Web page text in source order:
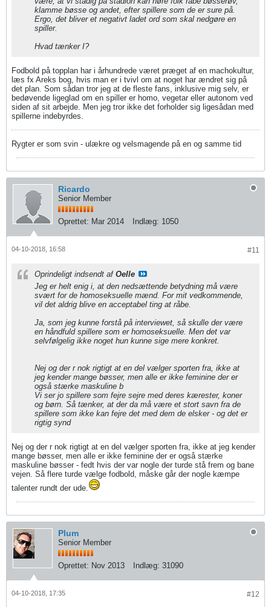
klamme bøsse og andet, efter spillere som de er sure på.
Ergo, det bliver et negativt ladet ord som skal nedgøre en
spiller.
Hvad tænker I?
Fodbold på topplan har i århundrede været præget af en machokultur,
læs fx Areks bog, hvis man er i tvivl om at noget har ændret sig på
det plan. Som sådan tror jeg at de fleste fans, inklusive mig selv, er
bedøvende ligeglad om en spiller er homo, vegetar eller autonom ved
siden af sit arbejde. Men jeg tror ikke det forholder sig ligesådan med
spillerne indebyrdes.
Rygter er som svin - ulækre og velsmagende på en og samme tid
Ricardo
Senior Member
Oprettet: Mar 2014 Indlæg: 1050
#11
04-10-2018, 16:58
Oprindeligt indsendt af Oelle
Jeg er helt enig i, at den nedsættende betydning må være
svært for de homoseksuelle mænd. For mit vedkommende,
vil det aldrig blive en acceptabel ting at råbe.
Ja, som jeg kunne forstå på interviewet, så skulle der være
en håndfuld spillere som er homoseksuelle. Men det var
selvfølgelig ikke noget hun kunne sige mere konkret.
Nej og der r nok rigtigt at en del vælger sporten fra, ikke at
jeg kender mange bøsser, men alle er ikke feminine der er
også stærke maskuline b
Vi ser jo spillere som fejre sejre med deres kærester, koner
og børn. Så tænker, at der da må være et stort savn fra de
spillere som ikke kan fejre det med dem de elsker - og det er
rigtig synd
Nej og der r nok rigtigt at en del vælger sporten fra, ikke at jeg kender
mange bøsser, men alle er ikke feminine der er også stærke
maskuline bøsser - fedt hvis der var nogle der turde stå frem og bane
vejen. Så flere turde vælge fodbold, måske går der nogle kæmpe
talenter rundt der ude.
Plum
Senior Member
Oprettet: Nov 2013 Indlæg: 31090
#12
04-10-2018, 17:35